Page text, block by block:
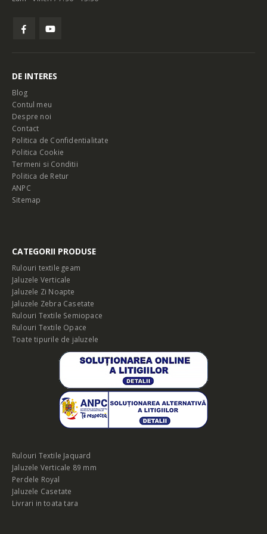
DE INTERES
Blog
Contul meu
Despre noi
Contact
Politica de Confidentialitate
Politica Cookie
Termeni si Conditii
Politica de Retur
ANPC
Sitemap
CATEGORII PRODUSE
Rulouri textile geam
Jaluzele Verticale
Jaluzele Zi Noapte
Jaluzele Zebra Casetate
Rulouri Textile Semiopace
Rulouri Textile Opace
Toate tipurile de jaluzele
Rulouri Textile Jaquard
Jaluzele Verticale 89 mm
Perdele Royal
Jaluzele Casetate
Livrari in toata tara